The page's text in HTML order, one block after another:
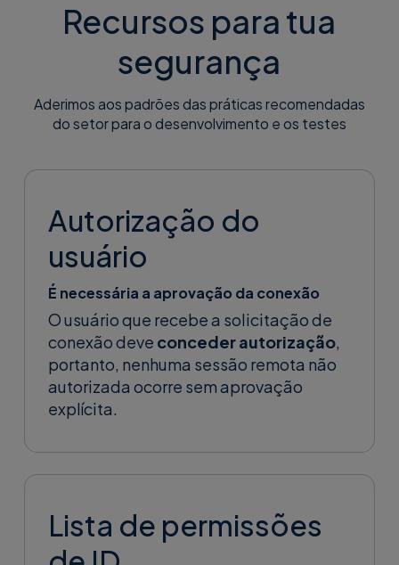
Recursos para tua
segurança
Aderimos aos padrões das práticas recomendadas
do setor para o desenvolvimento e os testes
Autorização do
usuário
É necessária a aprovação da conexão
O usuário que recebe a solicitação de
conexão deve conceder autorização,
portanto, nenhuma sessão remota não
autorizada ocorre sem aprovação
explícita.
Lista de permissões